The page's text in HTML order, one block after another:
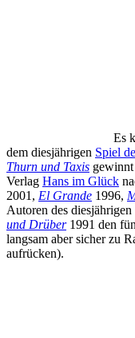
Es
dem diesjährigen Spiel
Thurn und Taxis gewinnt
Verlag Hans im Glück
2001, El Grande 1996,
Autoren des diesjährigen
und Drüber1991 den
langsam aber sicher zu
aufrücken).